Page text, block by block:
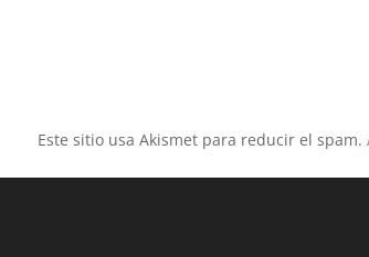
Este sitio usa Akismet para reducir el spam.